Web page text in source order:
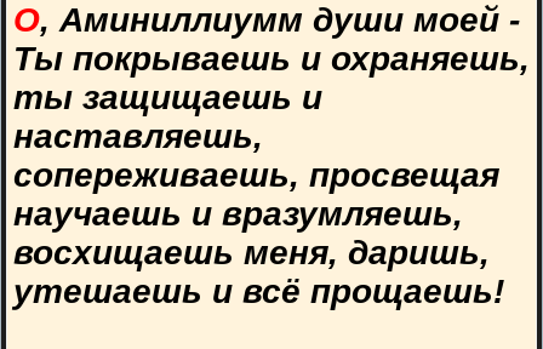
О, Аминиллиумм души моей -
Ты покрываешь и охраняешь,
ты защищаешь и
наставляешь,
сопереживаешь, просвещая
научаешь и вразумляешь,
восхищаешь меня, даришь,
утешаешь и всё прощаешь!